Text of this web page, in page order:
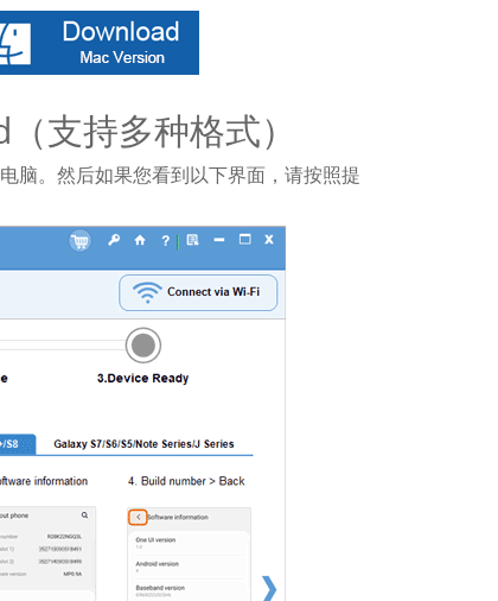
支持多种格式）
脑。然后如果您看到以下界面，请按照提